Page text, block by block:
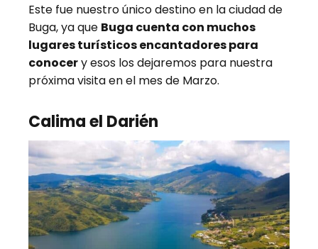
Este fue nuestro único destino en la ciudad de
Buga, ya que Buga cuenta con muchos
lugares turísticos encantadores para
conocery esos los dejaremos para nuestra
próxima visita en el mes de Marzo.
Calima el Darién